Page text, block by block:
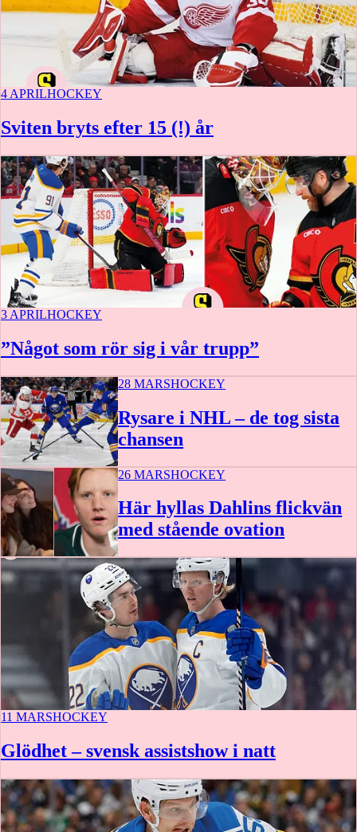
4 APRILHOCKEY
Sviten bryts efter 15 (!) år
3 APRILHOCKEY
”Något som rör sig i vår trupp”
28 MARSHOCKEY
Rysare i NHL – de tog sista
chansen
26 MARSHOCKEY
Här hyllas Dahlins flickvän
med stående ovation
11 MARSHOCKEY
Glödhet – svensk assistshow i natt